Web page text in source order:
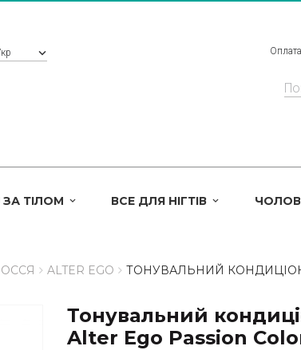
ТІЛОМ ВСЕ ДЛЯ НІГТІВ
ALTER EGO ТОНУВАЛЬНИЙ
Тонувальний
Alter Ego Passion